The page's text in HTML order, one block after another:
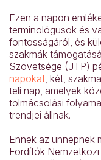
Ezen a napon
terminológusok és
fontosságáról, és
szakmák
Szövetsége (JTP)
napokat, két,
teli nap, amelyek
tolmácsolási
trendjei állnak.
Ennek az ünnepnek
Fordítók